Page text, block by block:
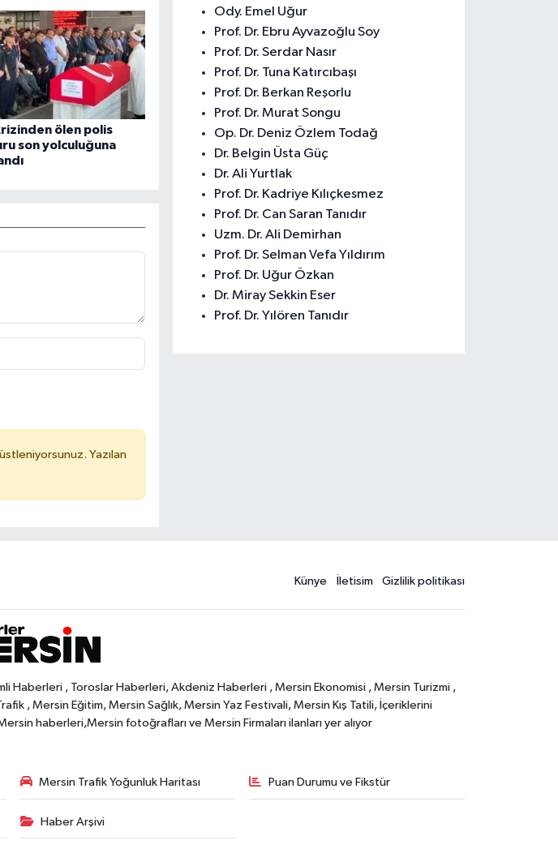
ölen polis
son yolculuğuna
Yazılan
Ody. Emel Uğur
Prof. Dr. Ebru Ayvazoğlu Soy
Prof. Dr. Serdar Nasır
Prof. Dr. Tuna Katırcıbaşı
Prof. Dr. Berkan Reşorlu
Prof. Dr. Murat Songu
Op. Dr. Deniz Özlem Todağ
Dr. Belgin Üsta Güç
Dr. Ali Yurtlak
Prof. Dr. Kadriye Kılıçkesmez
Prof. Dr. Can Saran Tanıdır
Uzm. Dr. Ali Demirhan
Prof. Dr. Selman Vefa Yıldırım
Prof. Dr. Uğur Özkan
Dr. Miray Sekkin Eser
Prof. Dr. Yılören Tanıdır
Künye İletisim Gizlilik politikası
Haberleri , Toroslar Haberleri, Akdeniz Haberleri , Mersin Ekonomisi , Mersin Turizmi ,
, Mersin Eğitim, Mersin Sağlık, Mersin Yaz Festivali, Mersin Kış Tatili, İçeriklerini
haberleri,Mersin fotoğrafları ve Mersin Firmaları ilanları yer alıyor
Mersin Trafik Yoğunluk Haritası Puan Durumu ve Fikstür
Haber Arşivi